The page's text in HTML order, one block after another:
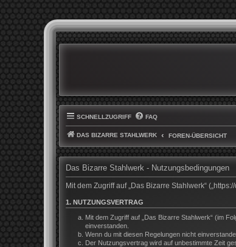
SCHNELLZUGRIFF FAQ
DAS BIZARRE STAHLWERK FOREN-ÜBERSICHT
Das Bizarre Stahlwerk - Nutzungsbedingungen
Mit dem Zugriff auf „Das Bizarre Stahlwerk“
1. NUTZUNGSVERTRAG
Mit dem Zugriff auf „Das Bizarre Stahlwerk“ (im
einverstanden.
Wenn du mit diesen Regelungen nicht
Der Nutzungsvertrag wird auf unbestimmte Zeit